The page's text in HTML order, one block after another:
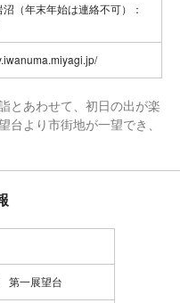
（年末年始は連絡不可）：
とあわせて、初日の出が楽
台より市街地が一望でき、
第一展望台